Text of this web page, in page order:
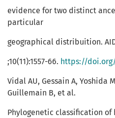
evidence for two distinct
particular
geographical distribuition.
;10(11):1557-66. https://doi.org/
Vidal AU, Gessain A, Yoshida
Guillemain B, et al.
Phylogenetic classification of